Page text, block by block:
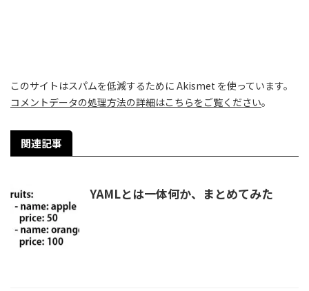
このサイトはスパムを低減するために Akismet を使っています。
コメントデータの処理方法の詳細はこちらをご覧ください。
関連記事
YAMLとは一体何か、まとめてみた